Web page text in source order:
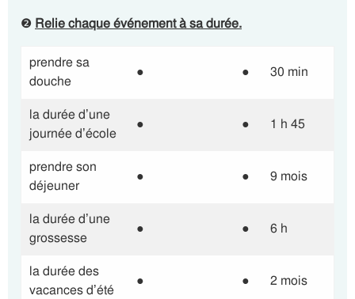
❷ Relie chaque événement à sa durée.
prendre sa
douche
● ● 30 min
la durée d’une
journée d’école
● ● 1 h 45
prendre son
déjeuner
● ● 9 mois
la durée d’une
grossesse
● ● 6 h
la durée des
vacances d’été
● ● 2 mois